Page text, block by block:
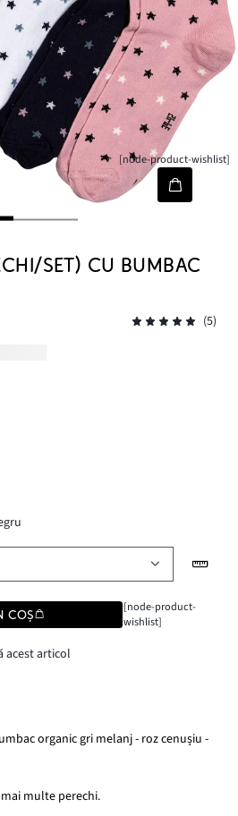
[node-product-wishlist]
SET) CU BUMBAC
(5)
COȘ
[node-product-
wishlist]
acest articol
organic gri melanj - roz cenușiu -
multe perechi.